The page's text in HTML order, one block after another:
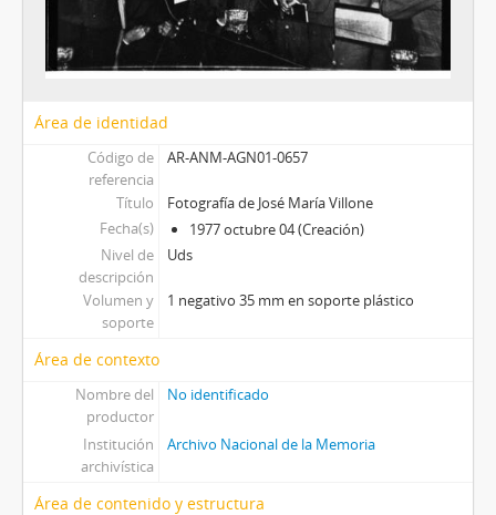
Área de identidad
Código de
referencia
AR-ANM-AGN01-0657
Título
Fotografía de José María Villone
Fecha(s)
1977 octubre 04 (Creación)
Nivel de
descripción
Uds
Volumen y
soporte
1 negativo 35 mm en soporte plástico
Área de contexto
Nombre del
productor
No identificado
Institución
archivística
Archivo Nacional de la Memoria
Área de contenido y estructura